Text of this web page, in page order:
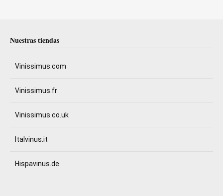
Nuestras tiendas
Vinissimus.com
Vinissimus.fr
Vinissimus.co.uk
Italvinus.it
Hispavinus.de